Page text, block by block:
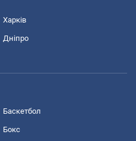
Харків
Дніпро
Баскетбол
Бокс